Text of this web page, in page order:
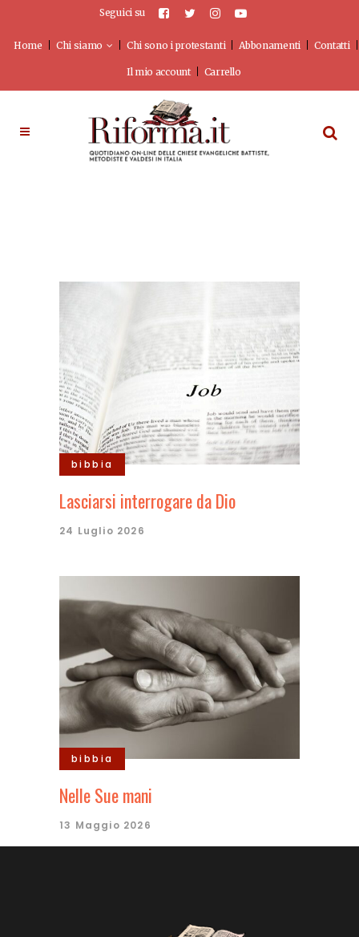
Seguici su
Home Chi siamo Chi sono i protestanti Abbonamenti Contatti
Il mio account Carrello
bibbia
Lasciarsi interrogare da Dio
24 Luglio 2026
bibbia
Nelle Sue mani
13 Maggio 2026